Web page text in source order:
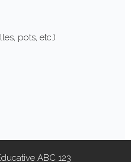
pots, etc.)
ABC 123